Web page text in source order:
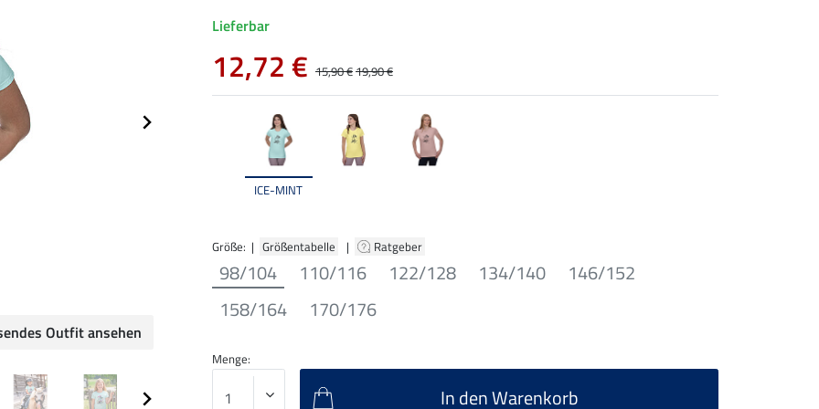
Outfit ansehen
ICE-MINT
Größe: | Größentabelle | Ratgeber
98/104 110/116 122/128 134/140
146/152
158/164
170/176
Lieferbar
12,72 € 15,90 €19,90 €
Menge:
In den Warenkorb